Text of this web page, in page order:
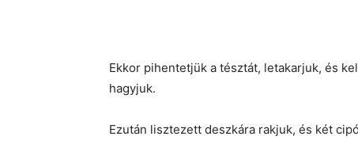
Ekkor pihentetjük a tésztát, letakarjuk, és
hagyjuk.
Ezután lisztezett deszkára rakjuk, és két